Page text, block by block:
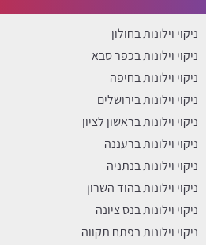
ניקוי וילונות בחולון
ניקוי וילונות בכפר סבא
ניקוי וילונות בחיפה
ניקוי וילונות בירושלים
ניקוי וילונות בראשון לציון
ניקוי וילונות ברעננה
ניקוי וילונות בנתניה
ניקוי וילונות בהוד השרון
ניקוי וילונות בנס ציונה
ניקוי וילונות בפתח תקווה